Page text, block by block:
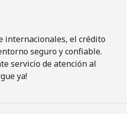
internacionales, el crédito
seguro y confiable.
servicio de atención al
ya!